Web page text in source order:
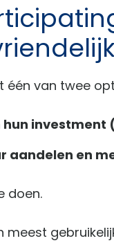
één van twee
investment
aandelen en
doen.
meest